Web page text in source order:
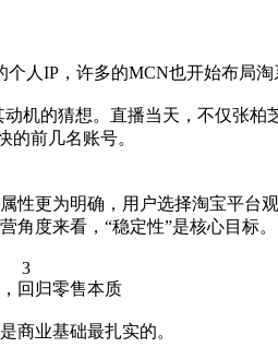
人IP，许多的MCN也开始布局淘
的猜想。直播当天，不仅张柏
的前几名账号。
更为明确，用户选择淘宝平台
度来看，“稳定性”是核心目标。
3
回归零售本质
商业基础最扎实的。